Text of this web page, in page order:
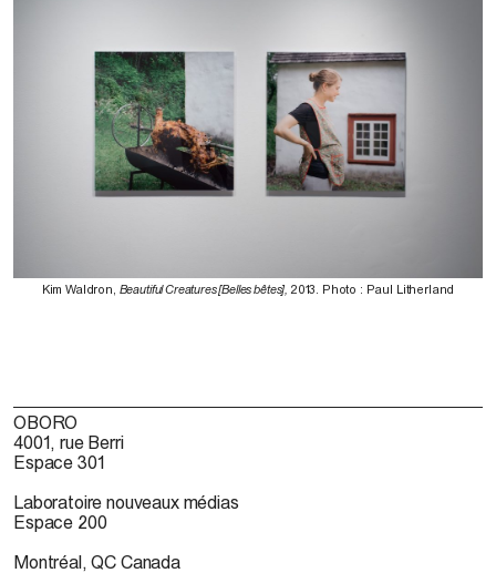
Kim Waldron, Beautiful Creatures [Belles bêtes], 2013. Photo : Paul Litherland
OBORO
4001, rue Berri
Espace 301
Laboratoire nouveaux médias
Espace 200
Montréal, QC Canada